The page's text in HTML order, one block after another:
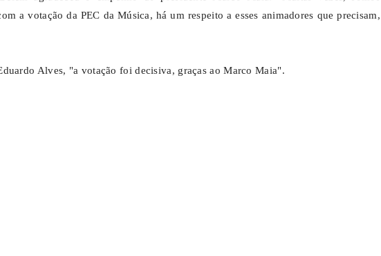
a votação da PEC da Música, há um respeito a esses animadores que precisam,
Alves, "a votação foi decisiva, graças ao Marco Maia".